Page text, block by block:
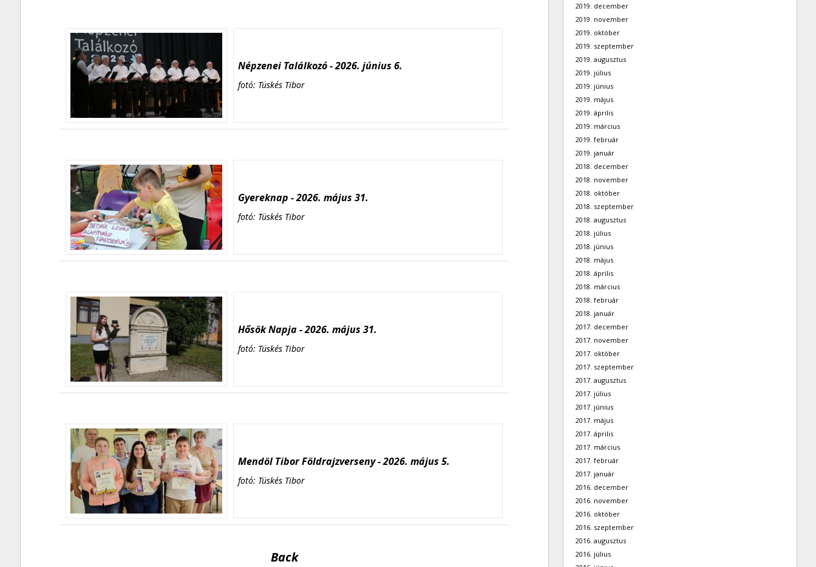
Népzenei Találkozó - 2026. június 6.
fotó: Tüskés Tibor
Gyereknap - 2026. május 31.
fotó: Tüskés Tibor
Hősök Napja - 2026. május 31.
fotó: Tüskés Tibor
Mendöl Tibor Földrajzverseny - 2026. május 5.
fotó: Tüskés Tibor
Back
2019. december
2019. november
2019. október
2019. szeptember
2019. augusztus
2019. július
2019. június
2019. május
2019. április
2019. március
2019. február
2019. január
2018. december
2018. november
2018. október
2018. szeptember
2018. augusztus
2018. július
2018. június
2018. május
2018. április
2018. március
2018. február
2018. január
2017. december
2017. november
2017. október
2017. szeptember
2017. augusztus
2017. július
2017. június
2017. május
2017. április
2017. március
2017. február
2017. január
2016. december
2016. november
2016. október
2016. szeptember
2016. augusztus
2016. július